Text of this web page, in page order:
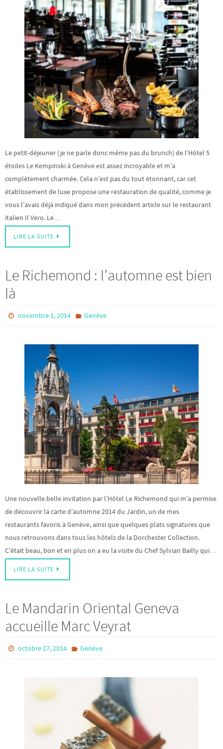
Le petit-déjeuner (je ne parle donc même pas du brunch) de l’Hôtel 5
étoiles Le Kempinski à Genève est assez incroyable et m’a
complètement charmée. Cela n’est pas du tout étonnant, car cet
établissement de luxe propose une restauration de qualité, comme je
vous l’avais déjà indiqué dans mon précédent article sur le restaurant
italien Il Vero. Le…
LIRE LA SUITE
Le Richemond : l’automne est bien
là
novembre 1, 2014 Genève
Une nouvelle belle invitation par l’Hôtel Le Richemond qui m’a permise
de découvrir la carte d’automne 2014 du Jardin, un de mes
restaurants favoris à Genève, ainsi que quelques plats signatures que
nous retrouvons dans tous les hôtels de la Dorchester Collection.
C’était beau, bon et en plus on a eu la visite du Chef Sylvian Bailly qui…
LIRE LA SUITE
Le Mandarin Oriental Geneva
accueille Marc Veyrat
octobre 17, 2014 Genève